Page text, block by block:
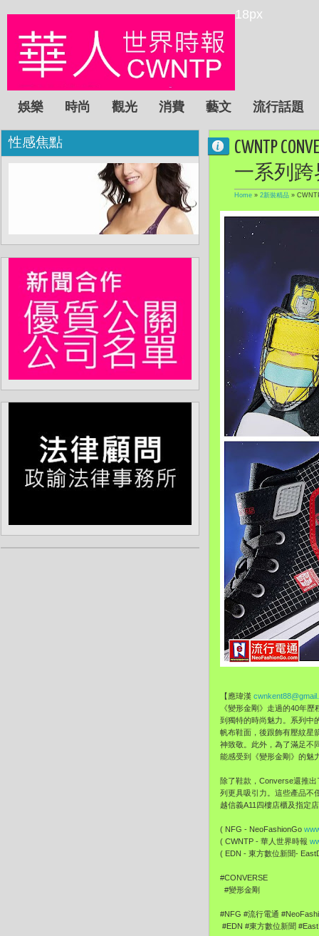
18px
娛樂 時尚 觀光 消費 藝文 流行話題
CWNTP
一系列
Home » 2新裝精品 »
【應瑋漢
《變形金剛》走過的40年
到獨特的時尚魅力。系列中
帆布鞋面，後跟飾有壓紋星
神致敬。此外，為了滿足不
能感受到《變形金剛》的魅
除了鞋款，Converse還推
列更具吸引力。這些產品不
越信義A11四樓店櫃及指定
( NFG - NeoFashionGo
( CWNTP - 華人世界時報
( EDN - 東方數位新聞-
#CONVERSE
#變形金剛
#NFG #流行電通
#EDN #東方數位新聞
性感焦點